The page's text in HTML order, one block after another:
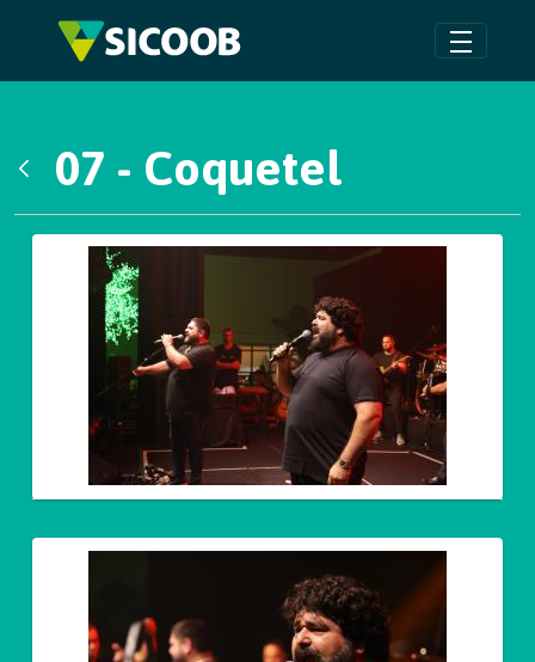
Pular para o Conteúdo principal
07 - Coquetel
Galeria de Mídias